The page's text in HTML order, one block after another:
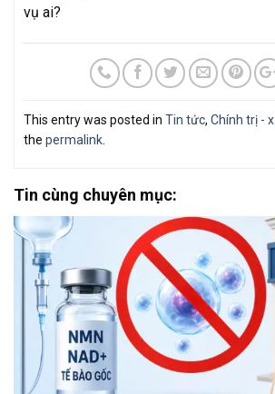
vụ ai?
This entry was posted in Tin tức, Chính trị -
the permalink
Tin cùng chuyên mục: